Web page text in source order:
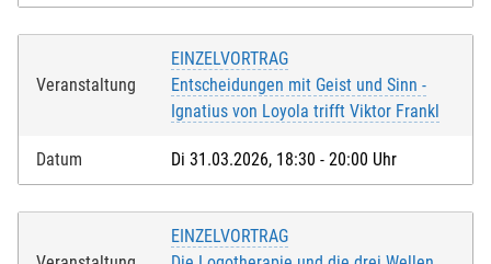
Veranstaltung
EINZELVORTRAG
Entscheidungen mit Geist und Sinn -
Ignatius von Loyola trifft Viktor Frankl
Datum Di 31.03.2026, 18:30 - 20:00 Uhr
EINZELVORTRAG